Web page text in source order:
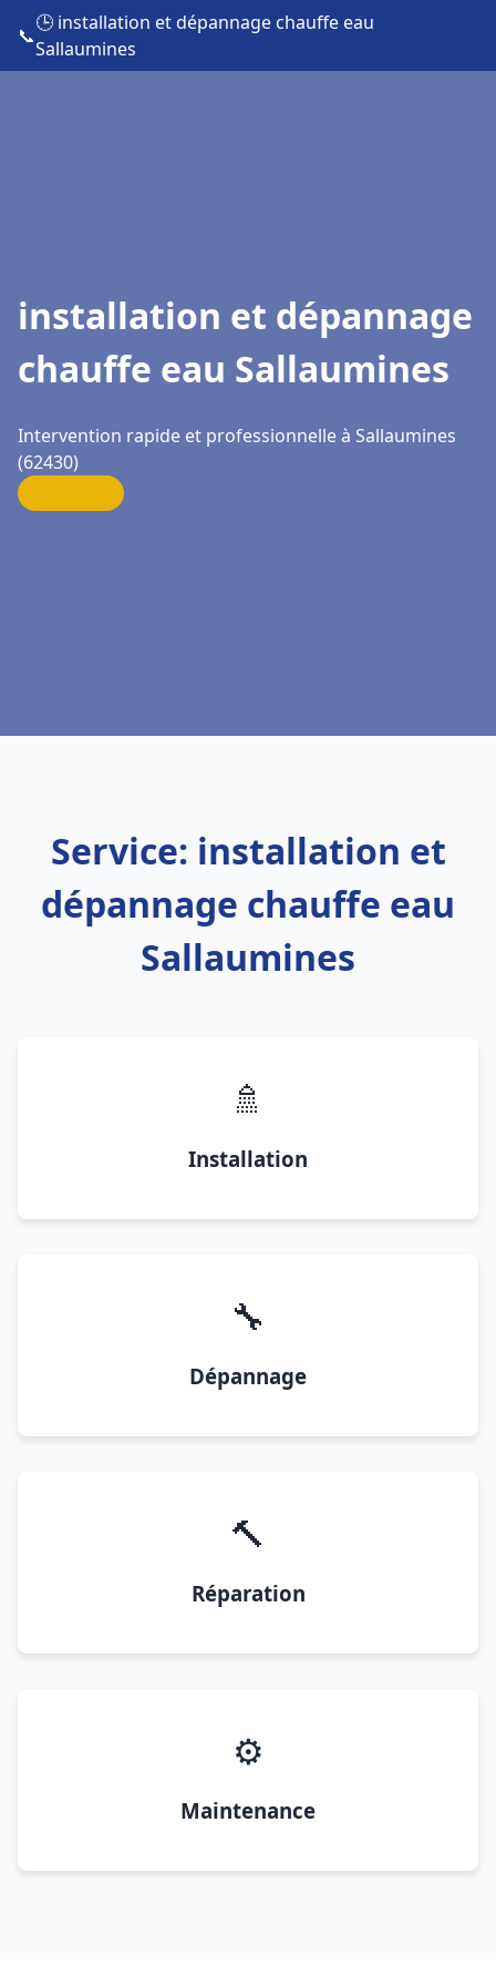
📞
🕒 installation et dépannage chauffe eau
Sallaumines
installation et dépannage
chauffe eau Sallaumines
Intervention rapide et professionnelle à Sallaumines
(62430)
Service: installation et
dépannage chauffe eau
Sallaumines
🚿
Installation
🔧
Dépannage
🔨
Réparation
⚙️
Maintenance